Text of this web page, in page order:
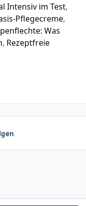
Intensiv im Test
Pflegecreme
Was
Rezeptfreie